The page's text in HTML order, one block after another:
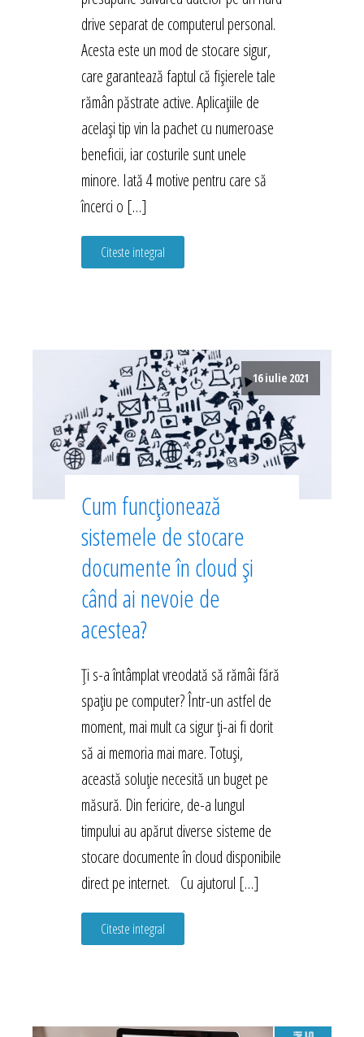
drive separat de computerul personal.
Acesta este un mod de stocare sigur,
care garantează faptul că fișierele tale
rămân păstrate active. Aplicațiile de
același tip vin la pachet cu numeroase
beneficii, iar costurile sunt unele
minore. Iată 4 motive pentru care să
încerci o […]
Citeste integral
16 iulie 2021
Cum funcționează
sistemele de stocare
documente în cloud și
când ai nevoie de
acestea?
Ți s-a întâmplat vreodată să rămâi fără
spațiu pe computer? Într-un astfel de
moment, mai mult ca sigur ți-ai fi dorit
să ai memoria mai mare. Totuși,
această soluție necesită un buget pe
măsură. Din fericire, de-a lungul
timpului au apărut diverse sisteme de
stocare documente în cloud disponibile
direct pe internet. Cu ajutorul […]
Citeste integral